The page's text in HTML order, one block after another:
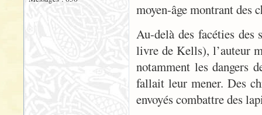
moyen-âge montrant des
Au-delà des facéties
livre de Kells), l’auteur
notamment les dangers
fallait leur mener. Des
envoyés combattre des